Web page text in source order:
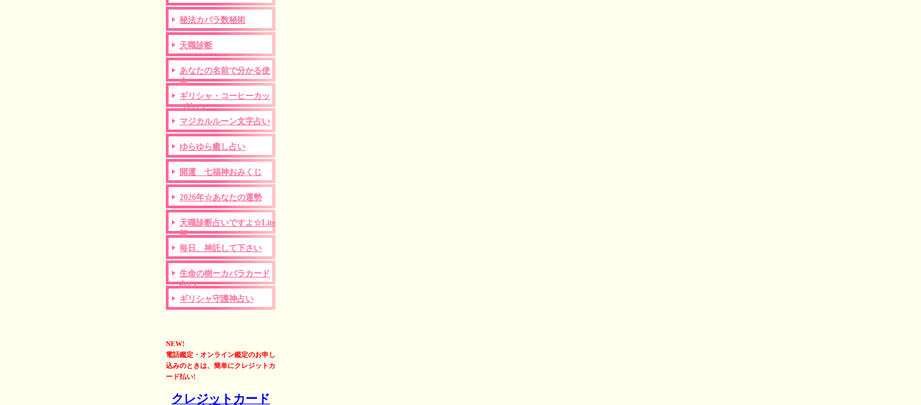
秘法カバラ数秘術
天職診断
あなたの名前で分かる使
命
ギリシャ・コーヒーカッ
プ占い
マジカルルーン文字占い
ゆらゆら癒し占い
開運 七福神おみくじ
2026年☆あなたの運勢
天職診断占いですよ☆Lite
版
毎日、神託して下さい
生命の樹ーカバラカード
占い
ギリシャ守護神占い
NEW!
電話鑑定・オンライン鑑定のお申し
込みのときは、簡単にクレジットカ
ード払い!
クレジットカード